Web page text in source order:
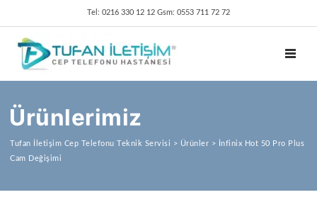
Tel: 0216 330 12 12 Gsm: 0553 711 72 72
Ürünlerimiz
Tufan İletişim Cep Telefonu Teknik Servisi > Ürünler >
İnfinix Hot 50 Pro Plus
Cam Değişimi